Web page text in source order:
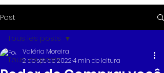
Post
Tous les posts
Tous les posts
Valéria Moreira
2 de set. de 20224 min de leitura